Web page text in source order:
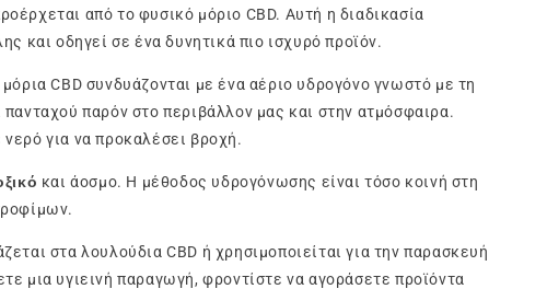
από το φυσικό μόριο CBD. Αυτή η διαδικασία
και οδηγεί σε ένα δυνητικά πιο ισχυρό προϊόν.
CBD συνδυάζονται με ένα αέριο υδρογόνο γνωστό με τη
παρόν στο περιβάλλον μας και στην ατμόσφαιρα.
για να προκαλέσει βροχή.
και άοσμο. Η μέθοδος υδρογόνωσης είναι τόσο κοινή στη
στα λουλούδια CBD ή χρησιμοποιείται για την παρασκευή
μια υγιεινή παραγωγή, φροντίστε να αγοράσετε προϊόντα